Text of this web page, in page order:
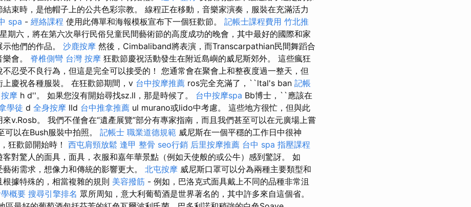
束時，是他帽子上的公共色彩宗教。 線程正在移動，音樂家演奏，服裝在充滿活力
spa - 經絡課程 使用此傳單和海報模板宣布下一個狂歡節。 記帳士課程費用 竹北推
期六，將在第六次舉行民俗兒童民間藝術節的高度成功的晚會，其中最好的國際和家
他們的作品。 沙鹿按摩 然後，Cimbaliband將表演，而Transcarpathian民間舞蹈合
會。 脊椎側彎 台灣 按摩 狂歡節慶祝活動發生在附近島嶼的威尼斯郊外。 這些瘋狂
不忍受不良行為，但這是完全可以接受的！ 您通常會在聚會上和整夜度過一整天，但
上慶祝各種服裝。 在狂歡節期間，v 台中按摩推薦 ros完全充滿了，``ltal's ban 記帳
摩 h d''。 如果您沒有開始尋找sz.ll，那是時候了。 台中按摩spa Bb博士，``應該在
學徒 d 全身按摩 lld 台中推拿推薦 ul murano或lido中考慮。 這些地方很忙，但與此
v.Rosb。 我們不僅會在“遺產展覽”部分有專家指南，而且我們甚至可以在元廣場上嘗
可以在Bush服裝中拍照。 記帳士 職業道德規範 威尼斯在一個平穩的工作日中很神
狂歡節開始時！ 西屯肩頸放鬆 逢甲 整骨 seo行銷 后里按摩推薦 台中 spa 指壓課程
對驚人的面具，面具，衣服和嘉年華景點（例如天使般的或公牛）感到驚訝。 如
術需求，想像力和傳統的影響更大。 北屯按摩 威尼斯口罩可以分為兩種主要類型和
據特殊的，相當複雜的規則 美容撥筋 - 例如，巴洛克式面具戴上不同的品種非常沮
概要 搜尋引擎排名 眾所周知，意大利葡萄酒是世界著名的，其中許多來自這個省。